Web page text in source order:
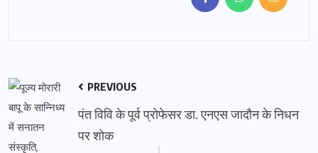
PREVIOUS
पंत विवि के पूर्व प्रोफेसर डा. एनएस जादौन के निधन
पर शोक